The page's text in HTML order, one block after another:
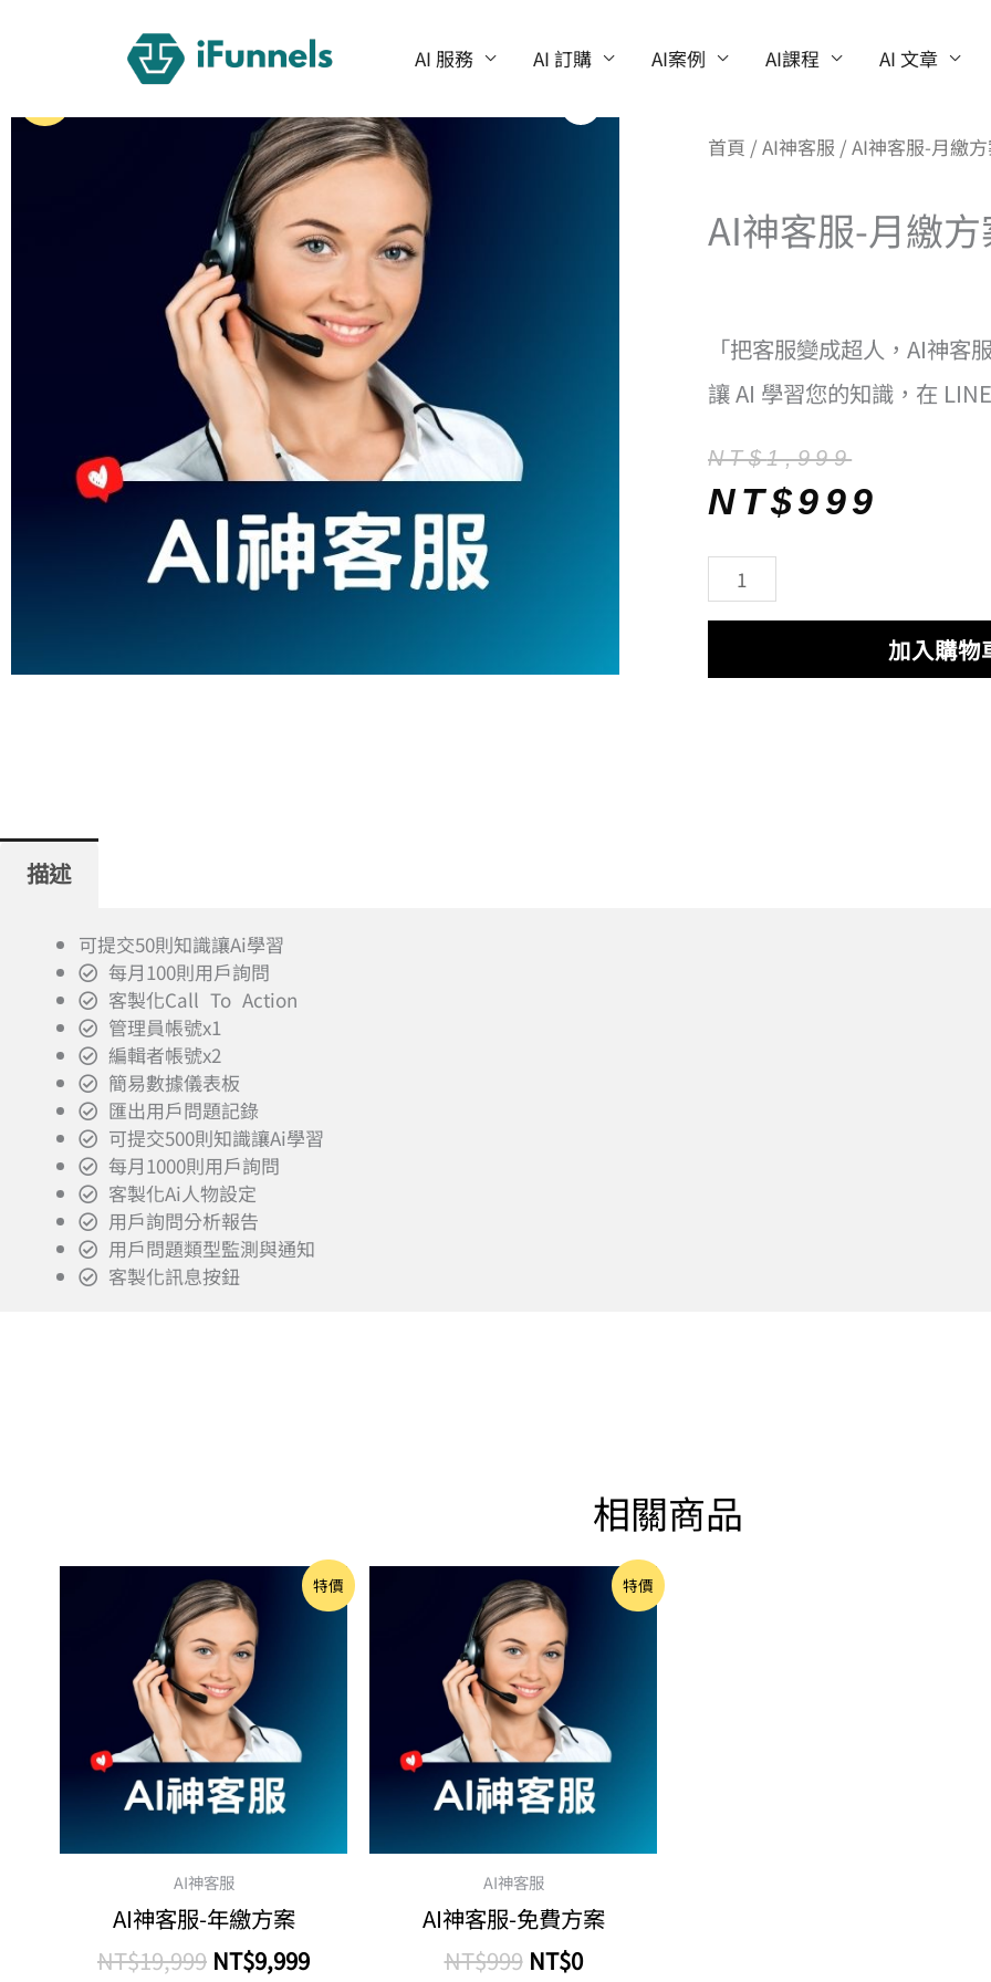
AI 服務 AI 訂購 AI案例 AI課程 AI 文章
首頁 / AI神客服 / AI神客服-月繳
AI神客服-月繳
「把客服變成超人，AI神客
讓 AI 學習您的知識，在
NT$1,999
原
始
價
NT$1,999。
NT$999
目
前
價
NT$999。
神
加入購物
描述
可提交50則知識讓Ai學習
每月100則用戶詢問
客製化Call To Action
管理員帳號x1
編輯者帳號x2
簡易數據儀表板
匯出用戶問題記錄
可提交500則知識讓Ai學習
每月1000則用戶詢問
客製化Ai人物設定
用戶詢問分析報告
用戶問題類型監測與通知
客製化訊息按鈕
相關商品
特價
AI神客服
AI神客服-年繳方案
NT$19,999
原
始
價
格：
NT$19,999。
NT$9,999
目
前
特價
AI神客服
AI神客服-免費方案
NT$999
原
始
價
格：
NT$999。
NT$0